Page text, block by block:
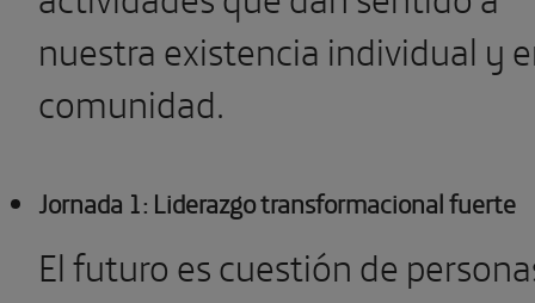
nuestra existencia individual y
comunidad.
Jornada 1: Liderazgo transformacional fuerte
El futuro es cuestión de